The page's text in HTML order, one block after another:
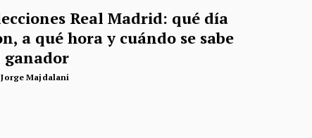
Real Madrid: qué día
a qué hora y cuándo se sabe
ganador
Jorge Majdalani